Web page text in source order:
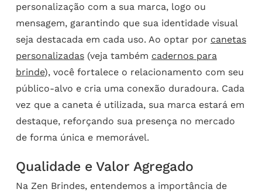
personalização com a sua marca, logo ou
mensagem, garantindo que sua identidade visual
seja destacada em cada uso. Ao optar por canetas
personalizadas(veja também cadernos para
brinde), você fortalece o relacionamento com seu
público-alvo e cria uma conexão duradoura. Cada
vez que a caneta é utilizada, sua marca estará em
destaque, reforçando sua presença no mercado
de forma única e memorável.
Qualidade e Valor Agregado
Na Zen Brindes, entendemos a importância de